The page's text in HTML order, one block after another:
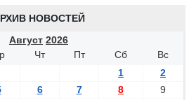
НОВОСТЕЙ
Август 2026
Чт Пт Сб
Вс
1
2
6 7 8
9